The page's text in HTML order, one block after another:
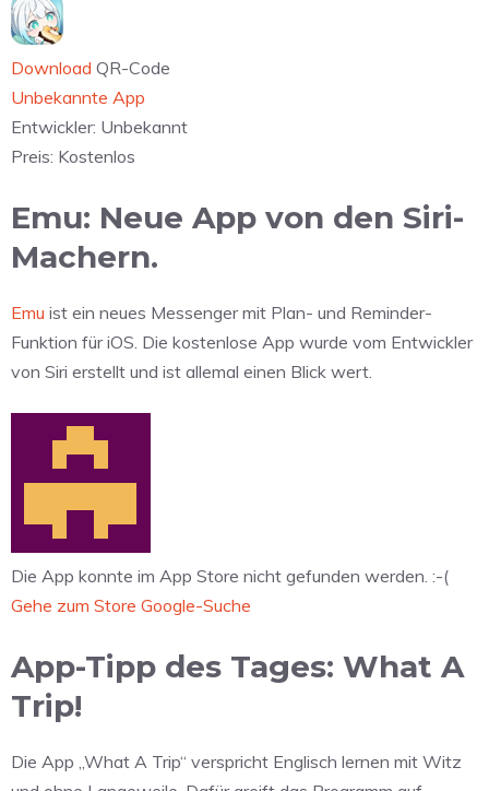
Download QR-Code
Unbekannte App
Entwickler: Unbekannt
Preis: Kostenlos
Emu: Neue App von den Siri-
Machern.
Emu ist ein neues Messenger mit Plan- und Reminder-
Funktion für iOS. Die kostenlose App wurde vom Entwickler
von Siri erstellt und ist allemal einen Blick wert.
Die App konnte im App Store nicht gefunden werden. :-(
Gehe zum Store Google-Suche
App-Tipp des Tages: What A
Trip!
Die App „What A Trip“ verspricht Englisch lernen mit Witz